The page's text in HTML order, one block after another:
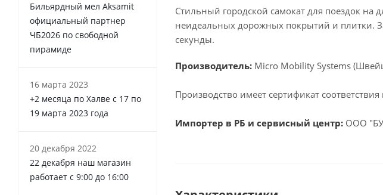
Стильный городской самокат для поездок на
неидеальных дорожных покрытий и плитки.
секунды.
Производитель: Micro Mobility Systems
Производство имеет сертификат
Импортер в РБ и сервисный центр: ООО
Бильярдный мел Aksamit
официальный партнер
ЧБ2026 по свободной
пирамиде
16 марта 2023
+2 месяца по Халве с 17 по
19 марта 2023 года
20 декабря 2022
22 декабря наш магазин
работает с 9:00 до 16:00